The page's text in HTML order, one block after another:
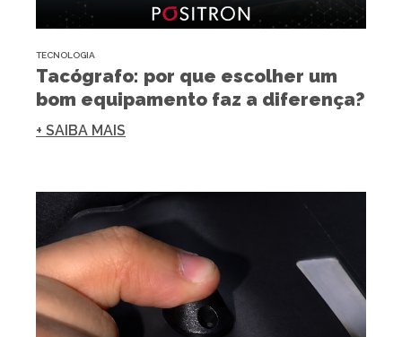
TECNOLOGIA
Tacógrafo: por que escolher um
bom equipamento faz a diferença?
+ SAIBA MAIS